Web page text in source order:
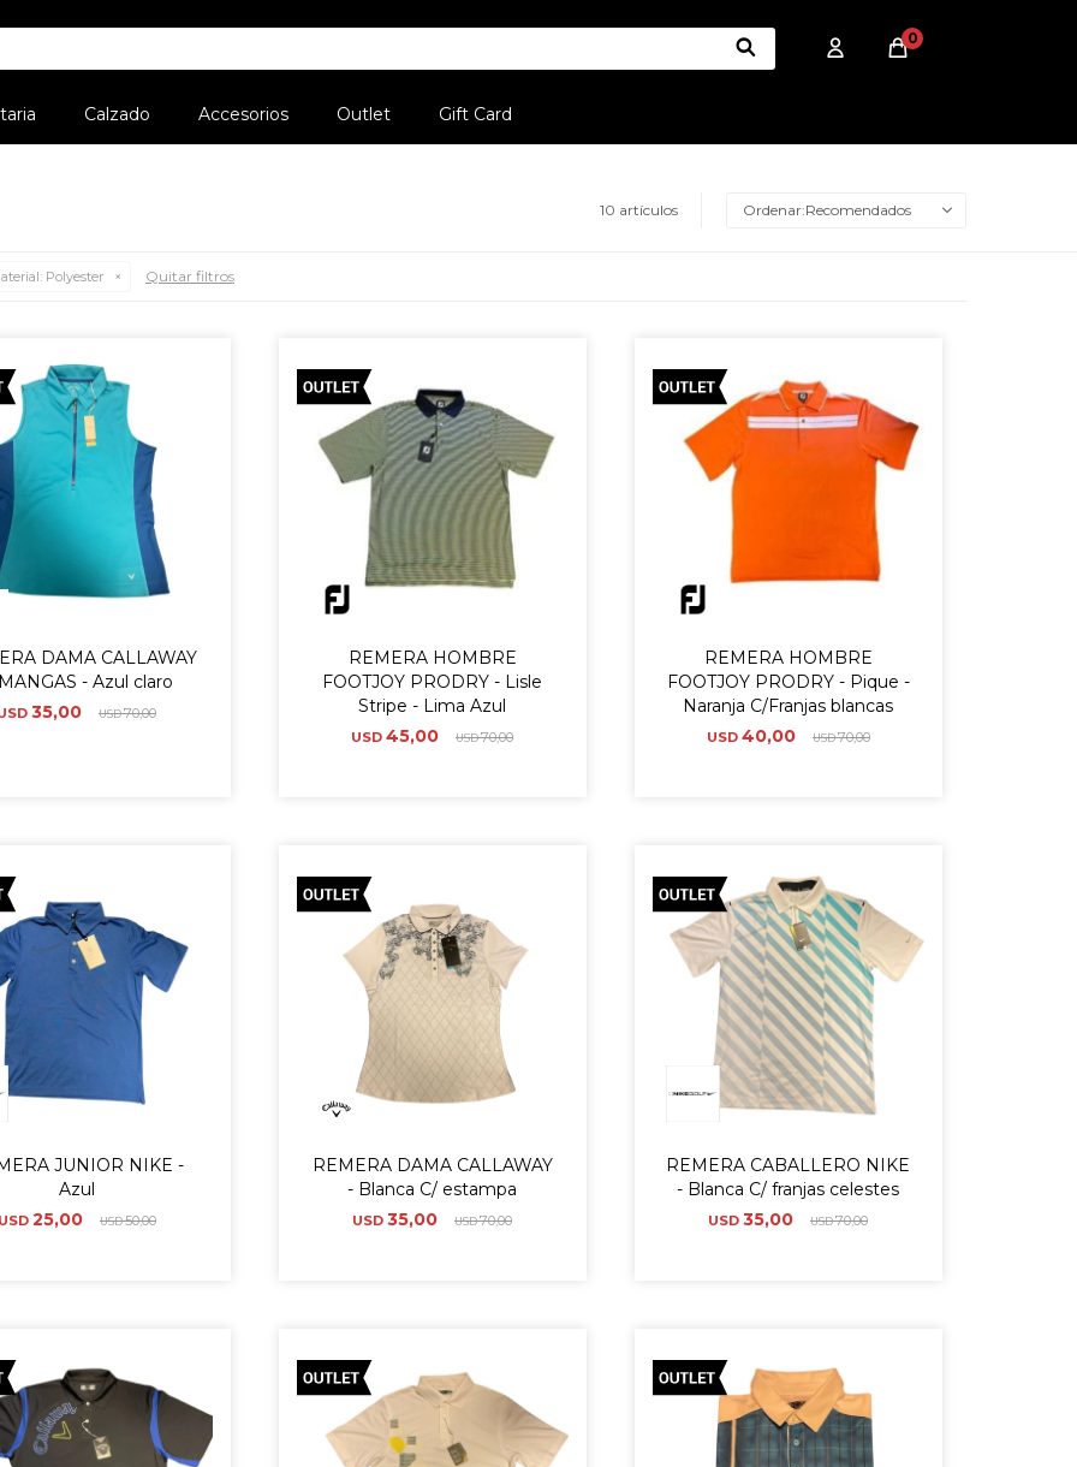
Calzado Accesorios Outlet Gift Card
0
10 artículos Recomendados
Polyester Quitar filtros
DAMA CALLAWAY
- Azul claro
35,00 USD70,00
REMERA HOMBRE
FOOTJOY PRODRY - Lisle
Stripe - Lima Azul
USD 45,00 USD70,00
REMERA HOMBRE
FOOTJOY PRODRY - Pique -
Naranja C/Franjas blancas
USD 40,00 USD70,00
JUNIOR NIKE -
Azul
25,00 USD50,00
REMERA DAMA CALLAWAY
- Blanca C/ estampa
USD 35,00 USD70,00
REMERA CABALLERO NIKE
- Blanca C/ franjas celestes
USD 35,00 USD70,00